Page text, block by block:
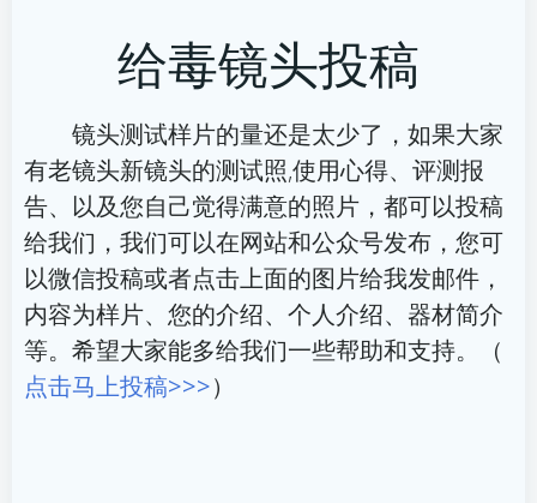
航
导
航
给毒镜头投稿
镜头测试样片的量还是太少了，如果大家
有老镜头新镜头的测试照,使用心得、评测报
告、以及您自己觉得满意的照片，都可以投稿
给我们，我们可以在网站和公众号发布，您可
以微信投稿或者点击上面的图片给我发邮件，
内容为样片、您的介绍、个人介绍、器材简介
等。希望大家能多给我们一些帮助和支持。（
点击马上投稿>>>）